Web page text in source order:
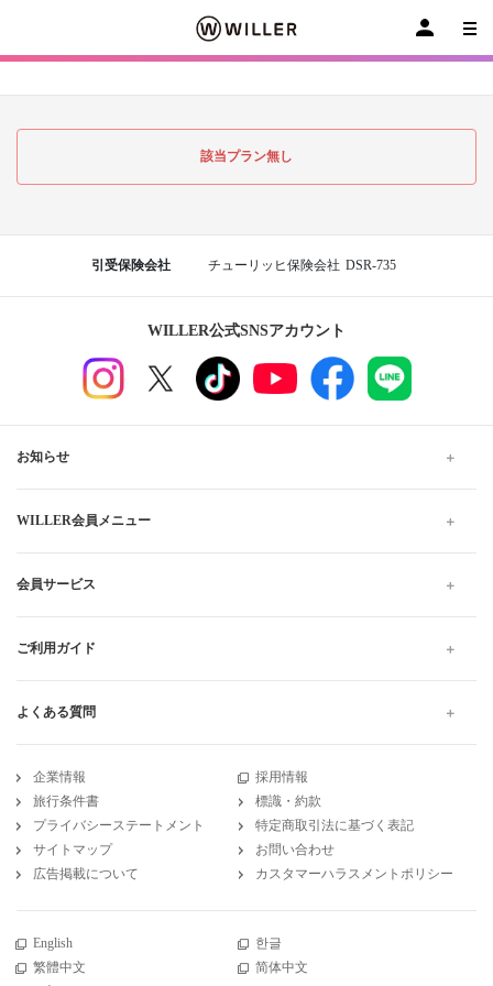
該当プラン無し
引受保険会社 チューリッヒ保険会社 DSR-735
WILLER公式SNSアカウント
お知らせ
WILLER会員メニュー
会員サービス
ご利用ガイド
よくある質問
企業情報
採用情報
旅行条件書
標識・約款
プライバシーステートメント
特定商取引法に基づく表記
サイトマップ
お問い合わせ
広告掲載について
カスタマーハラスメントポリシー
English
한글
繁體中文
简体中文